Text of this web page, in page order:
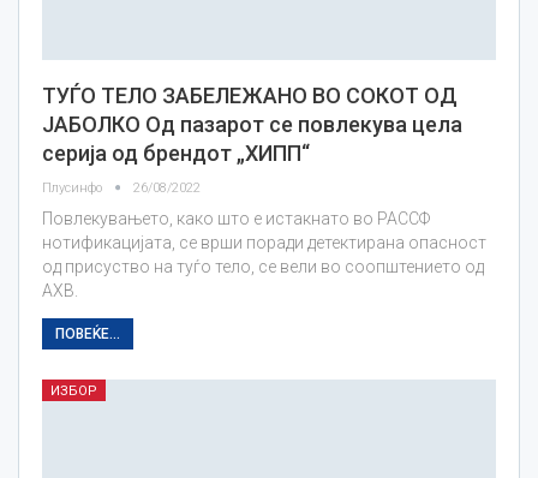
ТУЃО ТЕЛО ЗАБЕЛЕЖАНО ВО СОКОТ ОД
ЈАБОЛКО Од пазарот се повлекува цела
серија од брендот „ХИПП“
Плусинфо 26/08/2022
Повлекувањето, како што е истакнато во РАССФ
нотификацијата, се врши поради детектирана опасност
од присуство на туѓо тело, се вели во соопштението од
АХВ.
ПОВЕЌЕ...
ИЗБОР